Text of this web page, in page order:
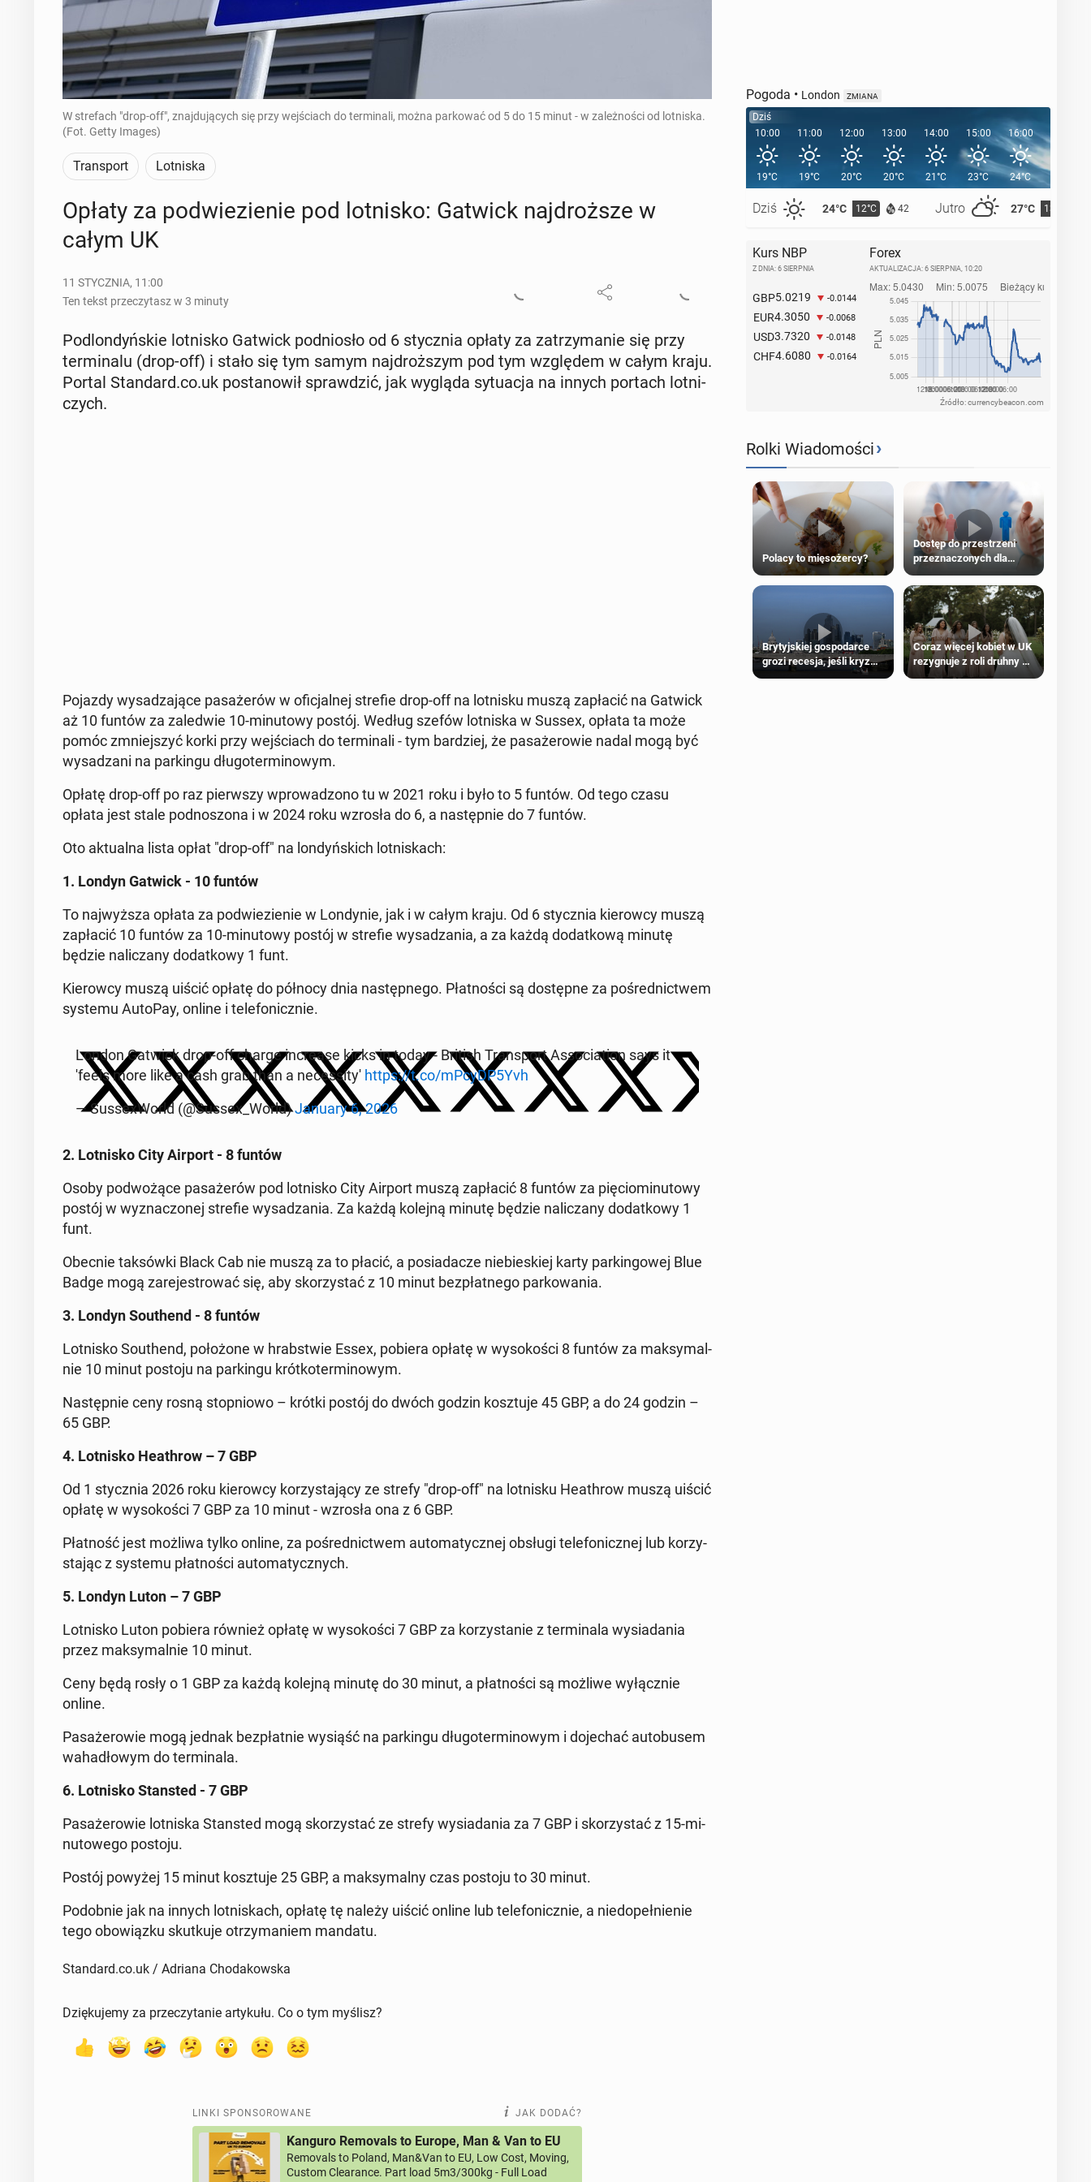
W strefach "drop-off", znajdujących się przy wejściach do terminali, można parkować od 5 do 15 minut - w zależności od lotniska.
(Fot. Getty Images)
Transport Lotniska
Opłaty za pod­wie­zie­nie pod lot­ni­sko: Gatwick naj­droż­sze w
całym UK
11 STYCZNIA, 11:00
Ten tekst przeczytasz w 3 minuty
Pod­lon­dyń­skie lot­ni­sko Gatwick pod­nio­sło od 6 stycz­nia opłaty za za­trzy­ma­nie się przy
ter­mi­na­lu (drop-off) i stało się tym samym naj­droż­szym pod tym wzglę­dem w całym kraju.
Portal Stan­dard.co.uk po­sta­no­wił spraw­dzić, jak wygląda sy­tu­acja na innych portach lot­ni­
czych.
Pojazdy wy­sa­dza­ją­ce pa­sa­że­rów w ofi­cjal­nej strefie drop-off na lot­ni­sku muszą za­pła­cić na Gatwick
aż 10 funtów za za­le­d­wie 10-mi­nu­to­wy postój. Według szefów lot­ni­ska w Sussex, opłata ta może
pomóc zmniej­szyć korki przy wej­ściach do ter­mi­na­li - tym bar­dziej, że pa­sa­że­ro­wie nadal mogą być
wy­sa­dza­ni na par­kin­gu dłu­go­ter­mi­no­wym.
Opłatę drop-off po raz pierw­szy wpro­wa­dzo­no tu w 2021 roku i było to 5 funtów. Od tego czasu
opłata jest stale pod­no­szo­na i w 2024 roku wzrosła do 6, a na­stęp­nie do 7 funtów.
Oto ak­tu­al­na lista opłat "drop-off" na lon­dyń­skich lot­ni­skach:
1. Londyn Gatwick - 10 funtów
To naj­wyż­sza opłata za pod­wie­zie­nie w Lon­dy­nie, jak i w całym kraju. Od 6 stycz­nia kie­row­cy muszą
za­pła­cić 10 funtów za 10-mi­nu­to­wy postój w strefie wy­sa­dza­nia, a za każdą do­dat­ko­wą minutę
będzie na­li­cza­ny do­dat­ko­wy 1 funt.
Kie­row­cy muszą uiścić opłatę do północy dnia na­stęp­ne­go. Płat­no­ści są do­stęp­ne za po­śred­nic­twem
systemu AutoPay, online i te­le­fo­nicz­nie.
London Gatwick drop-off charge in­cre­ase kicks in today - British Trans­port As­so­cia­tion says it
'feels more like a cash grab than a ne­ces­si­ty' https://t.co/mPcyDP5Yvh
— Sus­se­xWorld (@Sussex_World)January 6, 2026
2. Lot­ni­sko City Airport - 8 funtów
Osoby pod­wo­żą­ce pa­sa­że­rów pod lot­ni­sko City Airport muszą za­pła­cić 8 funtów za pię­cio­mi­nu­to­wy
postój w wy­zna­czo­nej strefie wy­sa­dza­nia. Za każdą kolejną minutę będzie na­li­cza­ny do­dat­ko­wy 1
funt.
Obecnie tak­sów­ki Black Cab nie muszą za to płacić, a po­sia­da­cze nie­bie­skiej karty par­kin­go­wej Blue
Badge mogą za­re­je­stro­wać się, aby sko­rzy­stać z 10 minut bez­płat­ne­go par­ko­wa­nia.
3. Londyn So­uthend - 8 funtów
Lot­ni­sko So­uthend, po­ło­żo­ne w hrab­stwie Essex, pobiera opłatę w wy­so­ko­ści 8 funtów za mak­sy­mal­
nie 10 minut postoju na par­kin­gu krót­ko­ter­mi­no­wym.
Na­stęp­nie ceny rosną stop­nio­wo – krótki postój do dwóch godzin kosz­tu­je 45 GBP, a do 24 godzin –
65 GBP.
4. Lot­ni­sko He­ath­row – 7 GBP
Od 1 stycz­nia 2026 roku kie­row­cy ko­rzy­sta­ją­cy ze strefy "drop-off" na lot­ni­sku He­ath­row muszą uiścić
opłatę w wy­so­ko­ści 7 GBP za 10 minut - wzrosła ona z 6 GBP.
Płat­ność jest możliwa tylko online, za po­śred­nic­twem au­to­ma­tycz­nej obsługi te­le­fo­nicz­nej lub ko­rzy­
sta­jąc z systemu płat­no­ści au­to­ma­tycz­nych.
5. Londyn Luton – 7 GBP
Lot­ni­sko Luton pobiera również opłatę w wy­so­ko­ści 7 GBP za ko­rzy­sta­nie z ter­mi­na­la wy­sia­da­nia
przez mak­sy­mal­nie 10 minut.
Ceny będą rosły o 1 GBP za każdą kolejną minutę do 30 minut, a płat­no­ści są możliwe wy­łącz­nie
online.
Pa­sa­że­ro­wie mogą jednak bez­płat­nie wysiąść na par­kin­gu dłu­go­ter­mi­no­wym i do­je­chać au­to­bu­sem
wa­ha­dło­wym do ter­mi­na­la.
6. Lot­ni­sko Stan­sted - 7 GBP
Pa­sa­że­ro­wie lot­ni­ska Stan­sted mogą sko­rzy­stać ze strefy wy­sia­da­nia za 7 GBP i sko­rzy­stać z 15-mi­
nu­to­we­go postoju.
Postój powyżej 15 minut kosz­tu­je 25 GBP, a mak­sy­mal­ny czas postoju to 30 minut.
Po­dob­nie jak na innych lot­ni­skach, opłatę tę należy uiścić online lub te­le­fo­nicz­nie, a nie­do­peł­nie­nie
tego obo­wiąz­ku skut­ku­je otrzy­ma­niem mandatu.
Standard.co.uk / Adriana Chodakowska
Dziękujemy za przeczytanie artykułu. Co o tym myślisz?
LINKI SPONSOROWANE JAK DODAĆ?
Kanguro Removals to Europe, Man & Van to EU
Removals to Poland, Man&Van to EU, Low Cost, Moving,
Custom Clearance. Part load 5m3/300kg - Full Load
Pogoda • London ZMIANA
Dziś
10:00
19°C
Dziś 24°C 12°C 42 Jutro 27°C 13°C
11:00
19°C
12:00
20°C
13:00
20°C
14:00
21°C
15:00
23°C
16:00
24°C
17:00
Kurs NBP
Z DNIA: 6 SIERPNIA
GBP5.0219 -0.0144
EUR4.3050 -0.0068
USD3.7320 -0.0148
CHF4.6080 -0.0164
Forex
AKTUALIZACJA: 6 SIERPNIA, 10:20
Źródło: currencybeacon.com
Rolki Wiadomości›
Polacy to mięsożercy?
Dostęp do przestrzeni
przeznaczonych dla
wyłącznie na płci
biologicznej
Brytyjskiej gospodarce
grozi recesja, jeśli kryzys
na Bliskim Wschodzie się
Coraz więcej kobiet w UK
rezygnuje z roli druhny na
ślubie